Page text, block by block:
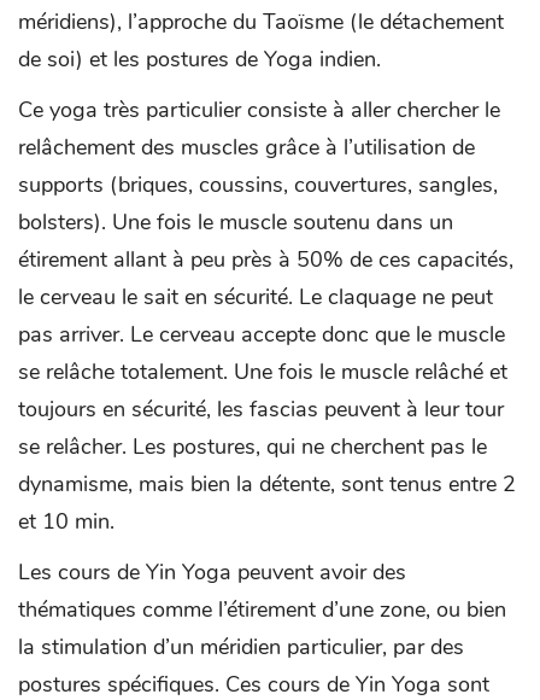
méridiens), l’approche du Taoïsme (le détachement
de soi) et les postures de Yoga indien.
Ce yoga très particulier consiste à aller chercher le
relâchement des muscles grâce à l’utilisation de
supports (briques, coussins, couvertures, sangles,
bolsters). Une fois le muscle soutenu dans un
étirement allant à peu près à 50% de ces capacités,
le cerveau le sait en sécurité. Le claquage ne peut
pas arriver. Le cerveau accepte donc que le muscle
se relâche totalement. Une fois le muscle relâché et
toujours en sécurité, les fascias peuvent à leur tour
se relâcher. Les postures, qui ne cherchent pas le
dynamisme, mais bien la détente, sont tenus entre 2
et 10 min.
Les cours de Yin Yoga peuvent avoir des
thématiques comme l’étirement d’une zone, ou bien
la stimulation d’un méridien particulier, par des
postures spécifiques. Ces cours de Yin Yoga sont